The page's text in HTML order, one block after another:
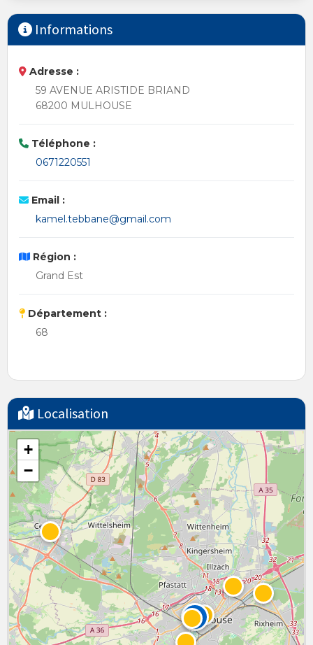
Informations
Adresse :
59 AVENUE ARISTIDE BRIAND
68200 MULHOUSE
Téléphone :
0671220551
Email :
kamel.tebbane@gmail.com
Région :
Grand Est
Département :
68
Localisation
+
−